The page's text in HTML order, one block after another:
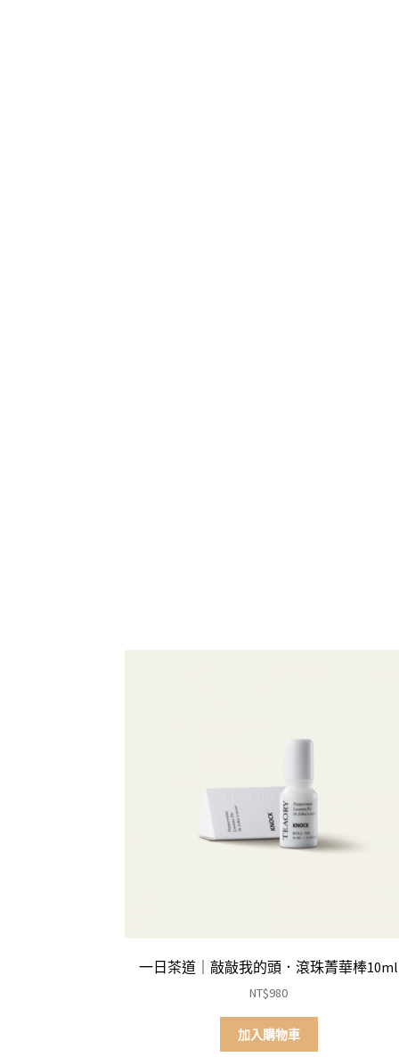
一日茶道｜敲敲我的頭．滾珠菁華棒10ml
NT$980
加入購物車